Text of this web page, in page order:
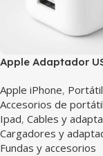
Apple Adaptador
para iPhone / iPad
Apple iPhone,
Accesorios de
Ipad, Cables y
Cargadores y
Fundas y accesorios